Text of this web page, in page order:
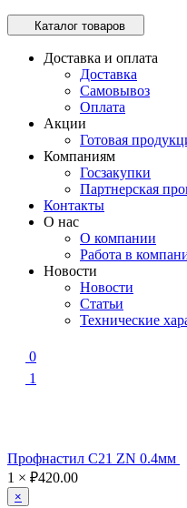
Каталог товаров
Доставка и оплата
Доставка
Самовывоз
Оплата
Акции
Готовая
Компаниям
Госзакупки
Партнерская
Контакты
О нас
О компании
Работа в
Новости
Новости
Статьи
Технические
0
1
Профнастил С21 ZN 0.4мм
1 × ₽420.00
×